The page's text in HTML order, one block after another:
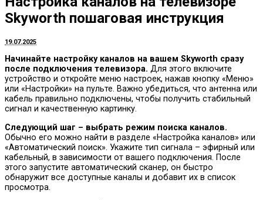
Skyworth пошаговая инструкция
19.07.2025
Начинайте настройку каналов на вашем Skyworth сразу
после подключения телевизора. Для этого включите
устройство и откройте меню настроек, нажав кнопку «Меню»
или «Настройки» на пульте. Важно убедиться, что антенна или
кабель правильно подключены, чтобы получить стабильный
сигнал и качественную картинку.
Следующий шаг – выбрать режим поиска каналов.
Обычно его можно найти в разделе «Настройка каналов» или
«Автоматический поиск». Укажите тип сигнала – эфирный или
кабельный, в зависимости от вашего подключения. После
этого запустите автоматический сканер, он быстро
обнаружит все доступные каналы и добавит их в список
просмотра.